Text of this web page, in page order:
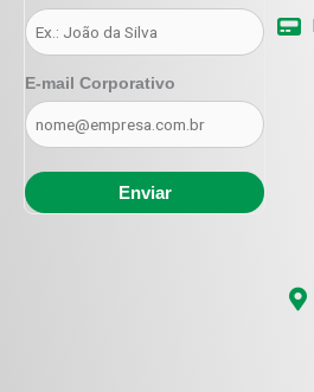
E-mail Corporativo